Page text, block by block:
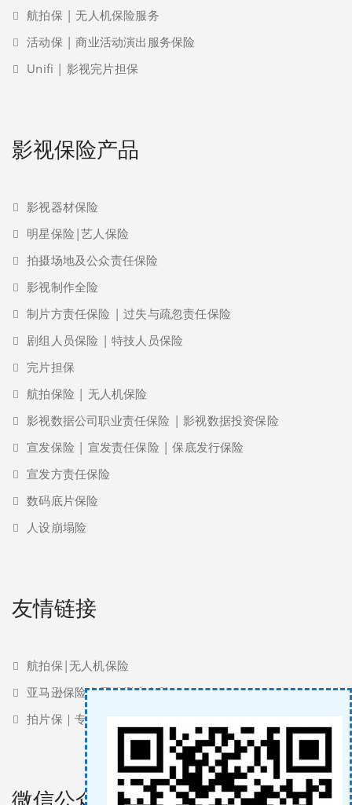
航拍保 | 无人机保险服务
活动保 | 商业活动演出服务保险
Unifi | 影视完片担保
影视保险产品
影视器材保险
明星保险|艺人保险
拍摄场地及公众责任保险
影视制作全险
制片方责任保险 | 过失与疏忽责任保险
剧组人员保险 | 特技人员保险
完片担保
航拍保险 | 无人机保险
影视数据公司职业责任保险 | 影视数据投资保险
宣发保险 | 宣发责任保险 | 保底发行保险
宣发方责任保险
数码底片保险
人设崩塌险
友情链接
航拍保|无人机保险
亚马逊保险 | 亚马逊责任险
拍片保｜专业影视保险服务商
微信公众号